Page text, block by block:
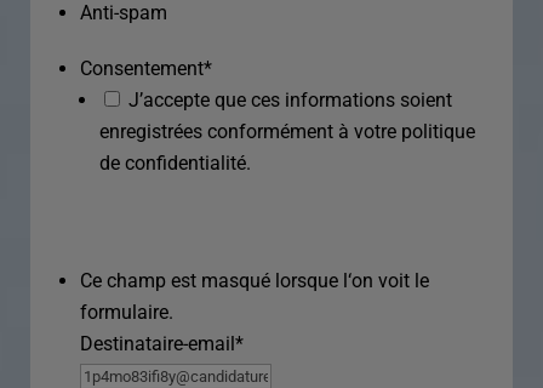
Anti-spam
Consentement*
J’accepte que ces informations soient
enregistrées conformément à votre politique
de confidentialité.
Ce champ est masqué lorsque l‘on voit le
formulaire.
Destinataire-email*